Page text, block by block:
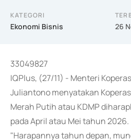
KATEGORI
Ekonomi Bisnis 26
33049827
IQPlus, (27/11) - Menteri
Juliantono menyatakan
Merah Putih atau KDMP
pada April atau Mei tahun 2026.
"Harapannya tahun depan,